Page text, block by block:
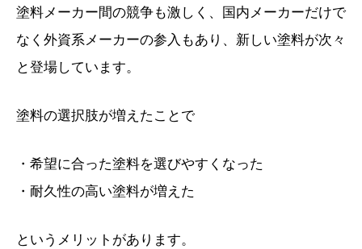
塗料メーカー間の競争も激しく、国内メーカーだけで
なく外資系メーカーの参入もあり、新しい塗料が次々
と登場しています。
塗料の選択肢が増えたことで
・希望に合った塗料を選びやすくなった
・耐久性の高い塗料が増えた
というメリットがあります。